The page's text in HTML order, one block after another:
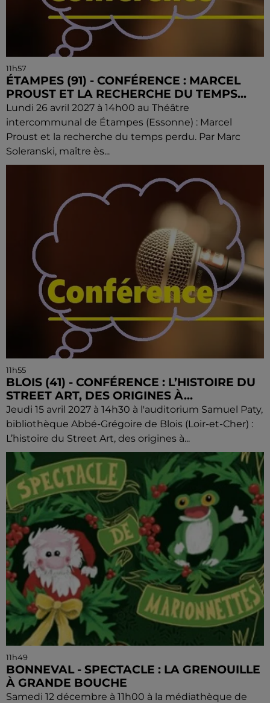
11h57
ÉTAMPES (91) - CONFÉRENCE : MARCEL
PROUST ET LA RECHERCHE DU TEMPS...
Lundi 26 avril 2027 à 14h00 au Théâtre
intercommunal de Étampes (Essonne) : Marcel
Proust et la recherche du temps perdu. Par Marc
Soleranski, maître ès...
11h55
BLOIS (41) - CONFÉRENCE : L’HISTOIRE DU
STREET ART, DES ORIGINES À...
Jeudi 15 avril 2027 à 14h30 à l'auditorium Samuel Paty,
bibliothèque Abbé-Grégoire de Blois (Loir-et-Cher) :
L’histoire du Street Art, des origines à...
11h49
BONNEVAL - SPECTACLE : LA GRENOUILLE
À GRANDE BOUCHE
Samedi 12 décembre à 11h00 à la médiathèque de